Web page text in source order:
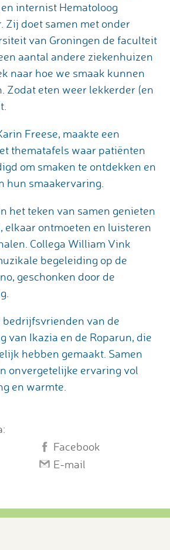
internist Hematoloog
Zij doet samen met onder
van Groningen de faculteit
aantal andere ziekenhuizen
naar hoe we smaak kunnen
Zodat eten weer lekkerder (en
Freese, maakte een
thematafels waar patiënten
om smaken te ontdekken en
hun smaakervaring.
het teken van samen genieten
elkaar ontmoeten en luisteren
Collega William Vink
begeleiding op de
geschonken door de
bedrijfsvrienden van de
van Ikazia en de Roparun, die
hebben gemaakt. Samen
onvergetelijke ervaring vol
en warmte.
Facebook
E-mail